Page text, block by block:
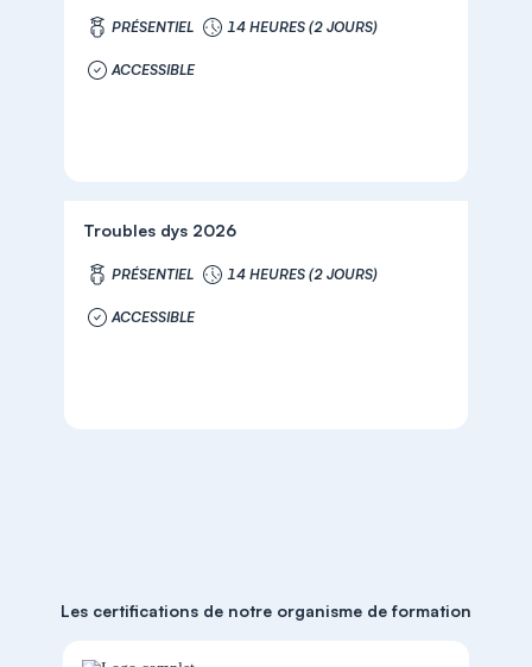
PRÉSENTIEL 14 HEURES (2 JOURS)
ACCESSIBLE
Troubles dys 2026
PRÉSENTIEL 14 HEURES (2 JOURS)
ACCESSIBLE
Les certifications de notre organisme de formation